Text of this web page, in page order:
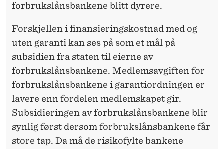
forbrukslånsbankene blitt dyrere.
Forskjellen i finansieringskostnad med og
uten garanti kan ses på som et mål på
subsidien fra staten til eierne av
forbrukslånsbankene. Medlemsavgiften for
forbrukslånsbankene i garantiordningen er
lavere enn fordelen medlemskapet gir.
Subsidieringen av forbrukslånsbankene blir
synlig først dersom forbrukslånsbankene får
store tap. Da må de risikofylte bankene